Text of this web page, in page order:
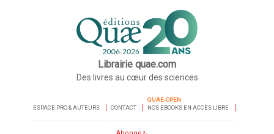
Librairie quae.com
Des livres au cœur des sciences
ESPACE PRO & AUTEURS CONTACT
QUAE-OPEN
NOS EBOOKS EN ACCÈS LIBRE